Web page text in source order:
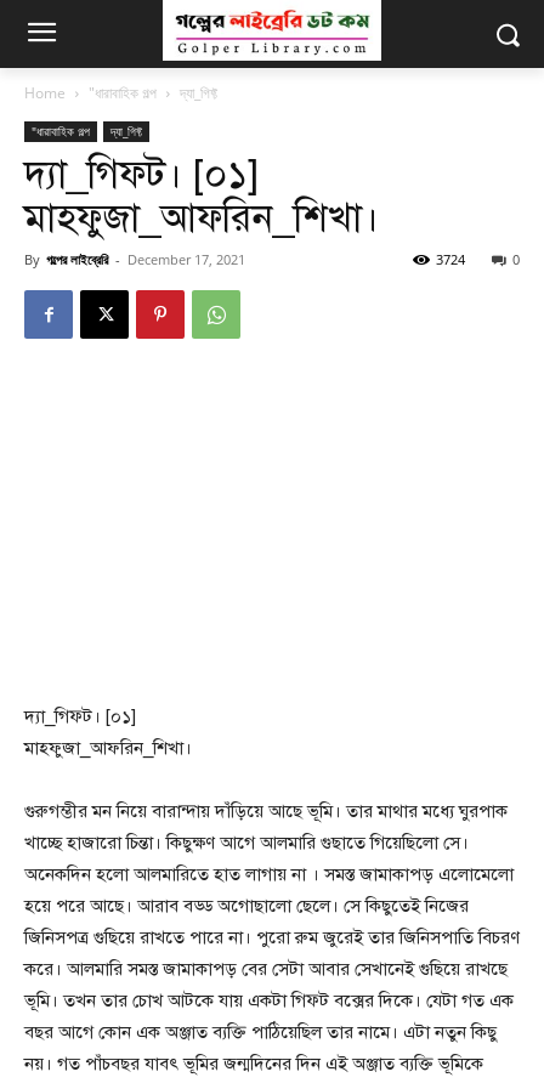
Home "ধারাবাহিক গল্প দ্যা_গিফ্ট
"ধারাবাহিক গল্প দ্যা_গিফ্ট
দ্যা_গিফ্ট। [০১]
মাহফুজা_আফরিন_শিখা।
By গল্পের লাইব্রেরি - December 17, 2021 0
3724
দ্যা_গিফ্ট। [০১]
মাহফুজা_আফরিন_শিখা।
গুরুগম্ভীর মন নিয়ে বারান্দায় দাঁড়িয়ে আছে ভূমি। তার মাথার মধ্যে ঘুরপাক
খাচ্ছে হাজারো চিন্তা। কিছুক্ষণ আগে আলমারি গুছাতে গিয়েছিলো সে।
অনেকদিন হলো আলমারিতে হাত লাগায় না । সমস্ত জামাকাপড় এলোমেলো
হয়ে পরে আছে। আরাব বড্ড অগোছালো ছেলে। সে কিছুতেই নিজের
জিনিসপত্র গুছিয়ে রাখতে পারে না। পুরো রুম জুরেই তার জিনিসপাতি বিচরণ
করে। আলমারি সমস্ত জামাকাপড় বের সেটা আবার সেখানেই গুছিয়ে রাখছে
ভূমি। তখন তার চোখ আটকে যায় একটা গিফ্ট বক্সের দিকে। যেটা গত এক
বছর আগে কোন এক অঞ্জাত ব্যক্তি পাঠিয়েছিল তার নামে। এটা নতুন কিছু
নয়। গত পাঁচবছর যাবৎ ভূমির জন্মদিনের দিন এই অঞ্জাত ব্যক্তি ভূমিকে